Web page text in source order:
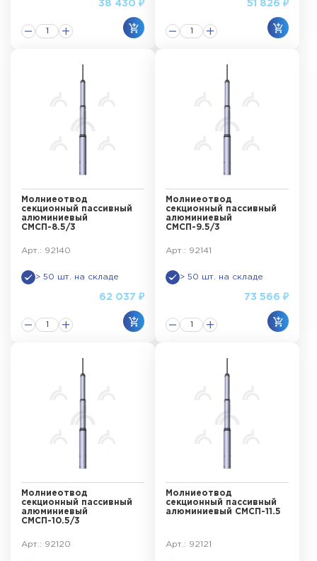
38 430 ₽ 51 826 ₽
Молниеотвод
секционный пассивный
алюминиевый
СМСП-8.5/3
Арт.: 92140
> 50 шт. на складе
62 037 ₽
Молниеотвод
секционный пассивный
алюминиевый
СМСП-9.5/3
Арт.: 92141
> 50 шт. на складе
73 566 ₽
Молниеотвод
секционный пассивный
алюминиевый
СМСП-10.5/3
Арт.: 92120
Молниеотвод
секционный пассивный
алюминиевый СМСП-11.5
Арт.: 92121